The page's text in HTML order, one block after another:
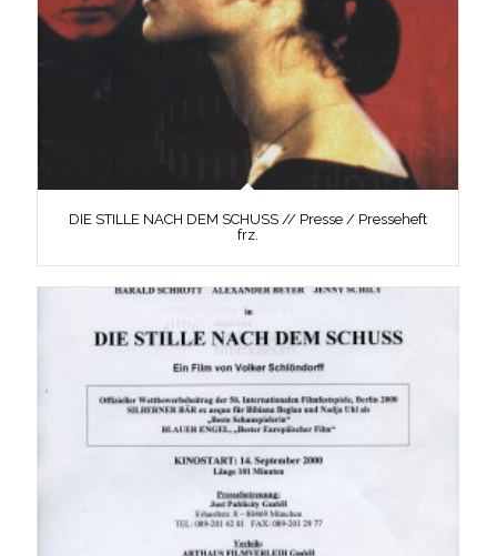
DIE STILLE NACH DEM SCHUSS // Presse / Presseheft
frz.